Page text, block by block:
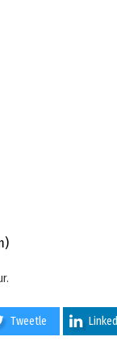
Tweetle